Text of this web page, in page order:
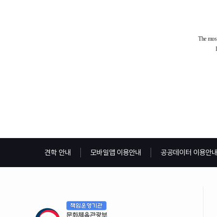
견학 안내 모바일앱 이용안내 공공데이터 이용안내